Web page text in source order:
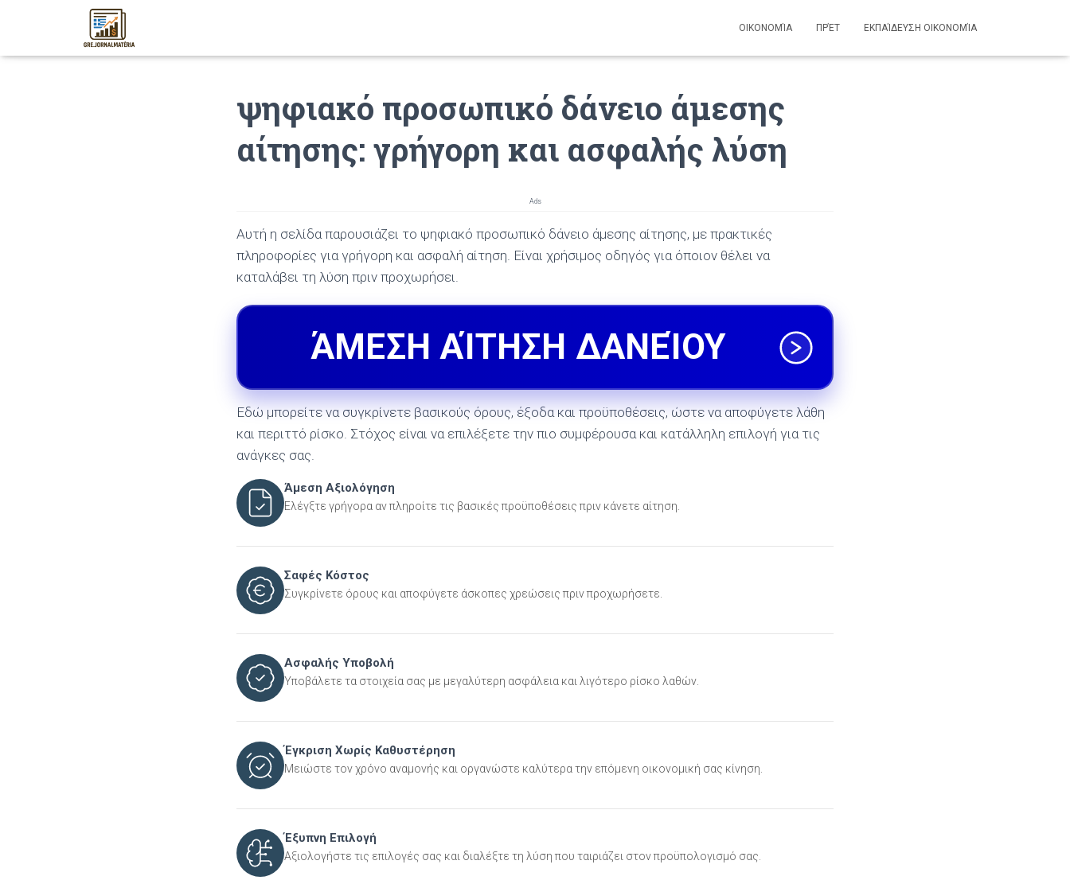
ΟΙΚΟΝΟΜΊΑ ΠΡΈΤ ΕΚΠΑΊΔΕΥΣΗ ΟΙΚΟΝΟΜΊΑ
ψηφιακό προσωπικό δάνειο άμεσης
αίτησης: γρήγορη και ασφαλής λύση
Ads
Αυτή η σελίδα παρουσιάζει το ψηφιακό προσωπικό δάνειο άμεσης αίτησης, με πρακτικές
πληροφορίες για γρήγορη και ασφαλή αίτηση. Είναι χρήσιμος οδηγός για όποιον θέλει να
καταλάβει τη λύση πριν προχωρήσει.
ΆΜΕΣΗ ΑΊΤΗΣΗ ΔΑΝΕΊΟΥ
Εδώ μπορείτε να συγκρίνετε βασικούς όρους, έξοδα και προϋποθέσεις, ώστε να αποφύγετε λάθη
και περιττό ρίσκο. Στόχος είναι να επιλέξετε την πιο συμφέρουσα και κατάλληλη επιλογή για τις
ανάγκες σας.
Άμεση Αξιολόγηση
Ελέγξτε γρήγορα αν πληροίτε τις βασικές προϋποθέσεις πριν κάνετε αίτηση.
Σαφές Κόστος
Συγκρίνετε όρους και αποφύγετε άσκοπες χρεώσεις πριν προχωρήσετε.
Ασφαλής Υποβολή
Υποβάλετε τα στοιχεία σας με μεγαλύτερη ασφάλεια και λιγότερο ρίσκο λαθών.
Έγκριση Χωρίς Καθυστέρηση
Μειώστε τον χρόνο αναμονής και οργανώστε καλύτερα την επόμενη οικονομική σας κίνηση.
Έξυπνη Επιλογή
Αξιολογήστε τις επιλογές σας και διαλέξτε τη λύση που ταιριάζει στον προϋπολογισμό σας.